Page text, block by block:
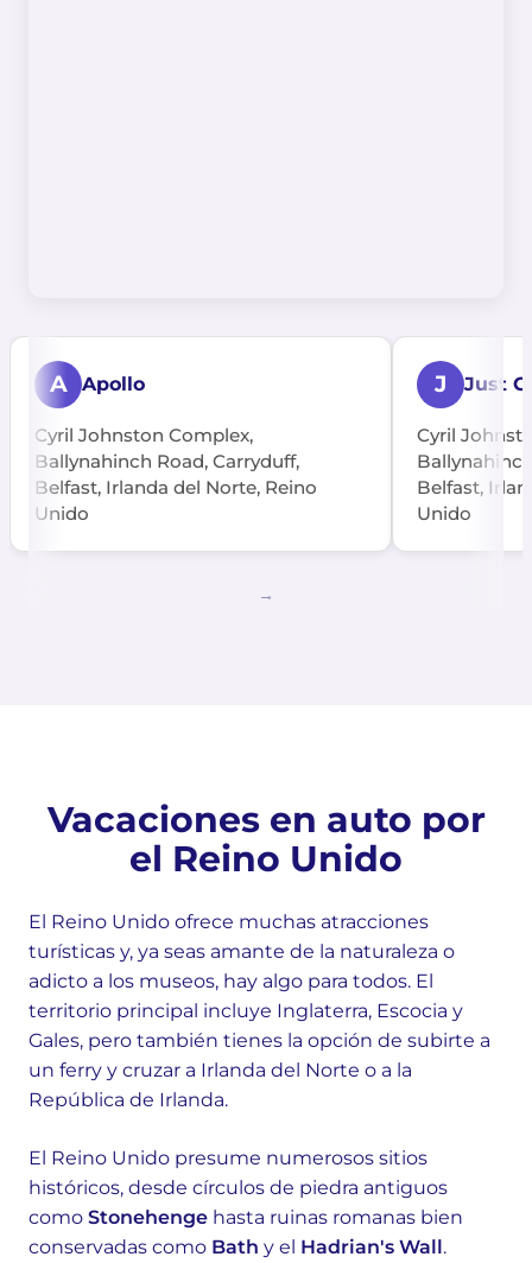
A Apollo
Cyril Johnston Complex,
Ballynahinch Road, Carryduff,
Belfast, Irlanda del Norte, Reino
Unido
J Just
Cyril
Belfast,
Unido
Vacaciones en auto por
el Reino Unido
El Reino Unido ofrece muchas atracciones
turísticas y, ya seas amante de la naturaleza o
adicto a los museos, hay algo para todos. El
territorio principal incluye Inglaterra, Escocia y
Gales, pero también tienes la opción de subirte a
un ferry y cruzar a Irlanda del Norte o a la
República de Irlanda.
El Reino Unido presume numerosos sitios
históricos, desde círculos de piedra antiguos
como Stonehenge hasta ruinas romanas bien
conservadas como Bath y el Hadrian's Wall.